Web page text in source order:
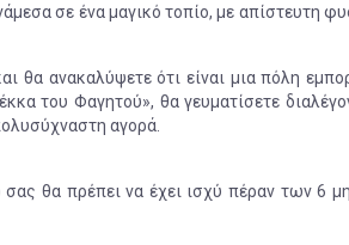
σε ένα μαγικό τοπίο, με απίστευτη
θα ανακαλύψετε ότι είναι μια πόλη
του Φαγητού», θα γευματίσετε
αγορά.
θα πρέπει να έχει ισχύ πέραν των 6